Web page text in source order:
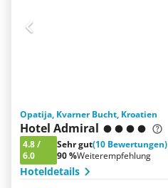
Opatija, Kvarner Bucht, Kroatien
Hotel Admiral
4.8/
6.0
Sehr gut(10 Bewertungen)
90 %Weiterempfehlung
Hoteldetails